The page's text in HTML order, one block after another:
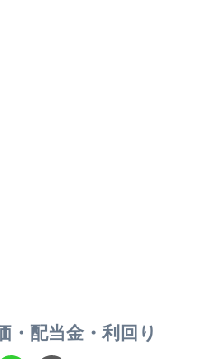
・配当金・利回り